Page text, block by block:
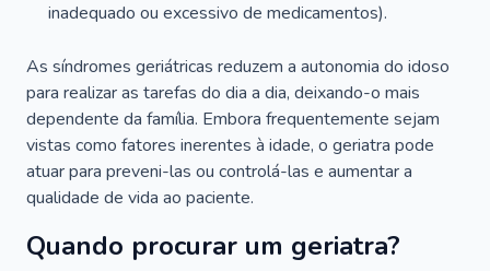
inadequado ou excessivo de medicamentos).
As síndromes geriátricas reduzem a autonomia do idoso
para realizar as tarefas do dia a dia, deixando-o mais
dependente da família. Embora frequentemente sejam
vistas como fatores inerentes à idade, o geriatra pode
atuar para preveni-las ou controlá-las e aumentar a
qualidade de vida ao paciente.
Quando procurar um geriatra?